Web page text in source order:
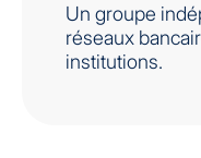
Un groupe
réseaux
institutions.